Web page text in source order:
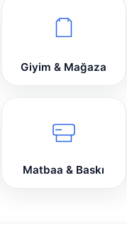
Giyim & Mağaza
Matbaa & Baskı